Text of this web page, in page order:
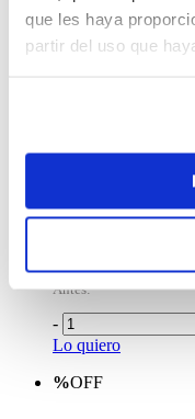
que les haya
partir del uso que
Araki
Antes:
-
Lo quiero
%OFF